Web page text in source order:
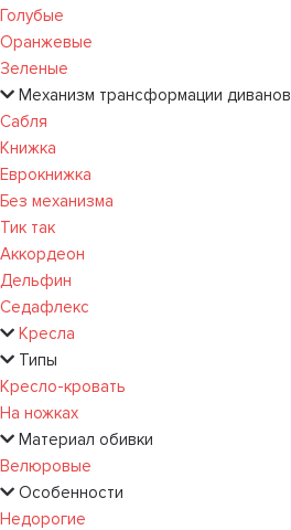
Голубые
Оранжевые
Зеленые
Механизм трансформации диванов
Сабля
Книжка
Еврокнижка
Без механизма
Тик так
Аккордеон
Дельфин
Седафлекс
Кресла
Типы
Кресло-кровать
На ножках
Материал обивки
Велюровые
Особенности
Недорогие